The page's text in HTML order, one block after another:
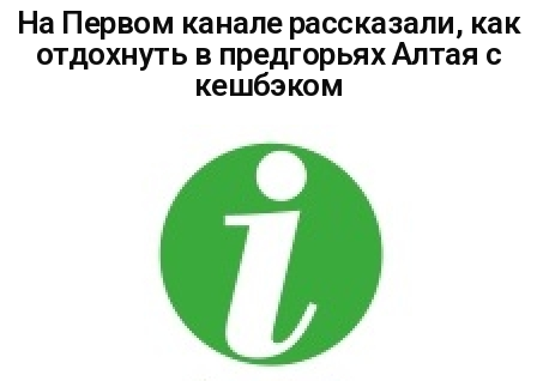
На Первом канале рассказали, как
отдохнуть в предгорьях Алтая с
кешбэком